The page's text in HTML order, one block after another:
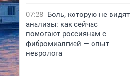
07:28 Боль, которую не видят
анализы: как сейчас
помогают россиянам с
фибромиалгией — опыт
невролога